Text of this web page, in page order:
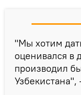
"Мы хотим
оценивался в
производил